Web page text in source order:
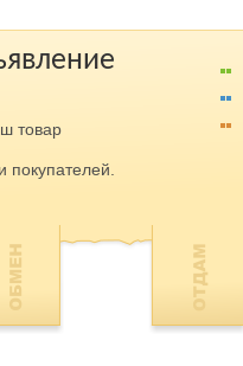
товар